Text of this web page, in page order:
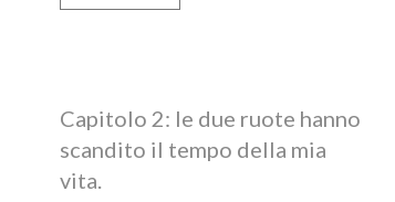
Capitolo 2: le due ruote hanno
scandito il tempo della mia
vita.